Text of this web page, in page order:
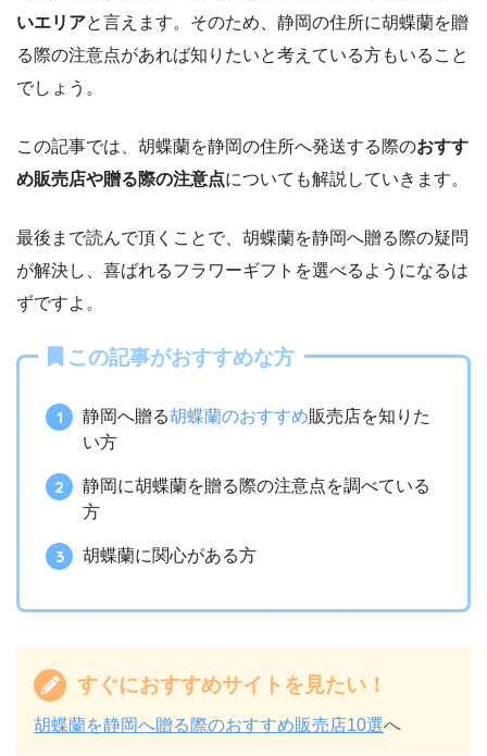
いエリアと言えます。そのため、静岡の住所に胡蝶蘭を贈
る際の注意点があれば知りたいと考えている方もいること
でしょう。
この記事では、胡蝶蘭を静岡の住所へ発送する際のおすす
め販売店や贈る際の注意点についても解説していきます。
最後まで読んで頂くことで、胡蝶蘭を静岡へ贈る際の疑問
が解決し、喜ばれるフラワーギフトを選べるようになるは
ずですよ。
この記事がおすすめな方
静岡へ贈る胡蝶蘭のおすすめ販売店を知りた
い方
静岡に胡蝶蘭を贈る際の注意点を調べている
方
胡蝶蘭に関心がある方
すぐにおすすめサイトを見たい！
胡蝶蘭を静岡へ贈る際のおすすめ販売店10選へ